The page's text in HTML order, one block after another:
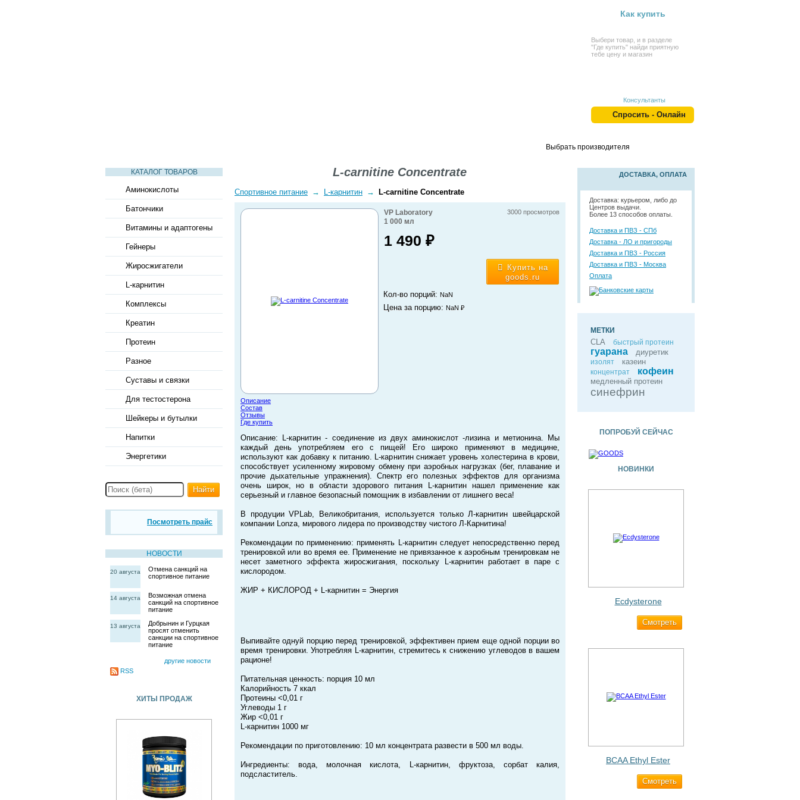
Как купить
Выбери товар, и в разделе
"Где купить" найди приятную
тебе цену и магазин
Консультанты
Спросить - Онлайн
Выбрать производителя
КАТАЛОГ ТОВАРОВ
Аминокислоты
Батончики
Витамины и адаптогены
Гейнеры
Жиросжигатели
L-карнитин
Комплексы
Креатин
Протеин
Разное
Суставы и связки
Для тестостерона
Шейкеры и бутылки
Напитки
Энергетики
Найти
Посмотреть прайс
НОВОСТИ
20 августа
Отмена санкций на
спортивное питание
14 августа
Возможная отмена
санкций на спортивное
питание
13 августа
Добрынин и Гурцкая
просят отменить
санкции на спортивное
питание
другие новости
RSS
ХИТЫ ПРОДАЖ
L-carnitine Concentrate
Спортивное питание → L-карнитин → L-carnitine Concentrate
3000 просмотров
VP Laboratory
1 000 мл
1 490 ₽
Купить на
goods.ru
Кол-во порций: NaN
Цена за порцию: NaN ₽
Описание
Состав
Отзывы
Где купить
Описание: L-карнитин - соединение из двух аминокислот -лизина и метионина. Мы
каждый день употребляем его с пищей! Его широко применяют в медицине,
используют как добавку к питанию. L-карнитин снижает уровень холестерина в крови,
способствует усиленному жировому обмену при аэробных нагрузках (бег, плавание и
прочие дыхательные упражнения). Спектр его полезных эффектов для организма
очень широк, но в области здорового питания L-карнитин нашел применение как
серьезный и главное безопасный помощник в избавлении от лишнего веса!
В продуции VPLab, Великобритания, используется только Л-карнитин швейцарской
компании Lonza, мирового лидера по производству чистого Л-Карнитина!
Рекомендации по применению: применять L-карнитин следует непосредственно перед
тренировкой или во время ее. Применение не привязанное к аэробным тренировкам не
несет заметного эффекта жиросжигания, поскольку L-карнитин работает в паре с
кислородом.
ЖИР + КИСЛОРОД + L-карнитин = Энергия
Выпивайте однуй порцию перед тренировкой, эффективен прием еще одной порции во
время тренировки. Употребляя L-карнитин, стремитесь к снижению углеводов в вашем
рационе!
Питательная ценность: порция 10 мл
Калорийность 7 ккал
Протеины <0,01 г
Углеводы 1 г
Жир <0,01 г
L-карнитин 1000 мг
Рекомендации по приготовлению: 10 мл концентрата развести в 500 мл воды.
Ингредиенты: вода, молочная кислота, L-карнитин, фруктоза, сорбат калия,
подсластитель.
ДОСТАВКА, ОПЛАТА
Доставка: курьером, либо до
Центров выдачи.
Более 13 способов оплаты.
Доставка и ПВЗ - СПб
Доставка - ЛО и пригороды
Доставка и ПВЗ - Россия
Доставка и ПВЗ - Москва
Оплата
МЕТКИ
CLA быстрый протеин
гуарана диуретик
изолят казеин
концентрат кофеин
медленный протеин
синефрин
ПОПРОБУЙ СЕЙЧАС
НОВИНКИ
Ecdysterone
Cмотреть
BCAA Ethyl Ester
Cмотреть